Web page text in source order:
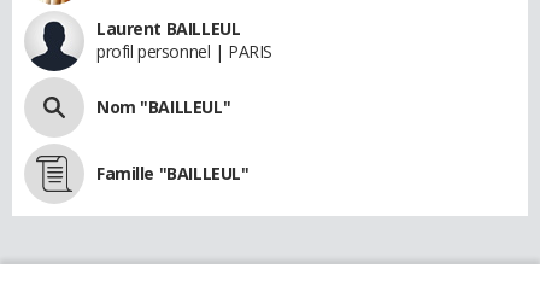
Laurent BAILLEUL
profil personnel | PARIS
Nom "BAILLEUL"
Famille "BAILLEUL"